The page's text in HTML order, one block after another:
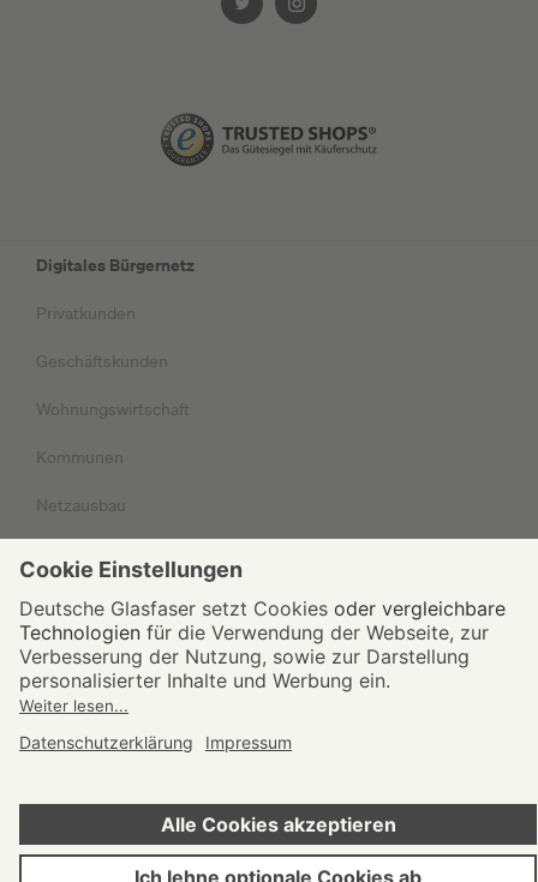
Digitales Bürgernetz
Privatkunden
Geschäftskunden
Wohnungswirtschaft
Kommunen
Netzausbau
Impressum
Datenschutz
AGB